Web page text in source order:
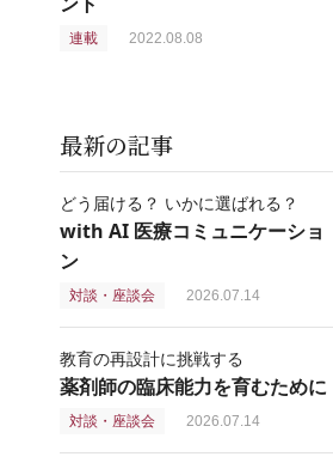
連載 2022.08.08
最新の記事
どう届ける？ いかに選ばれる？
with AI 医療コミュニケーショ
ン
対談・座談会 2026.07.14
教育の再設計に挑戦する
薬剤師の臨床能力を育むために
対談・座談会 2026.07.14